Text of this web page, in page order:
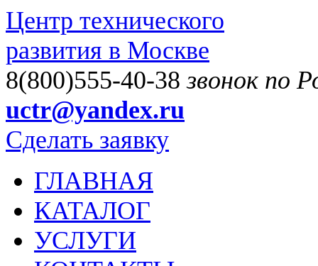
Центр технического
развития в Москве
8(800)555-40-38звонок по
uctr@yandex.ru
Сделать заявку
ГЛАВНАЯ
КАТАЛОГ
УСЛУГИ